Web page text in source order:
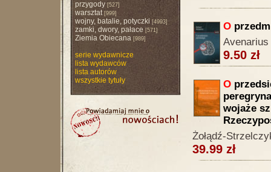
przygody[527]
warsztat[999]
wojny, batalie, potyczki [4993]
zamki, dwory, pałace [571]
Ziemia Obiecana[989]
serie wydawnicze
lista wydawców
lista autorów
wszystkie tytuły
O
Avenarius
9.50 zł
O
wojaże
Żołądź-
39.99 zł